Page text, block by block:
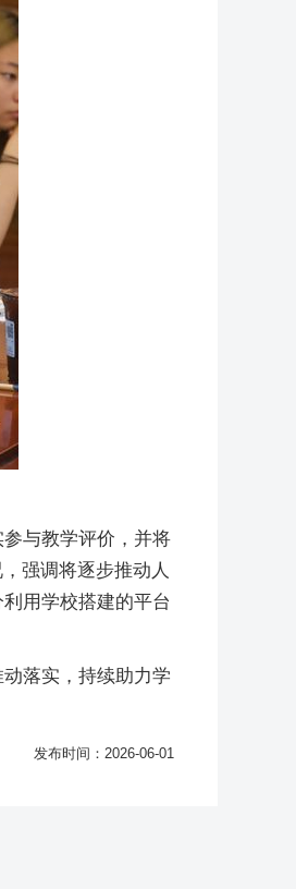
与教学评价，并将
强调将逐步推动人
用学校搭建的平台
落实，持续助力学
发布时间：2026-06-01